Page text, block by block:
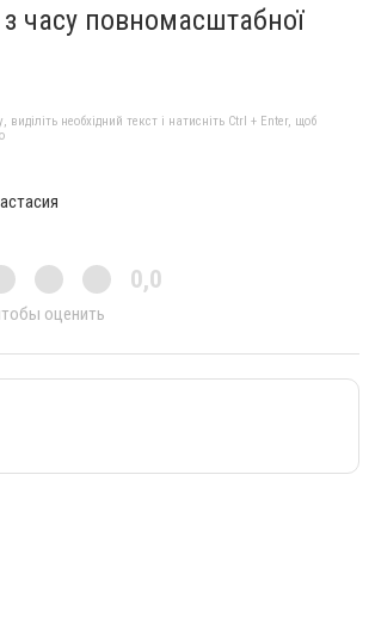
часу повномасштабної
необхідний текст і натисніть Ctrl + Enter, щоб
0,0
оценить